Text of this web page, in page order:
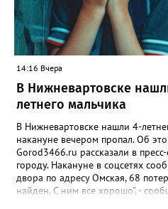
насекомыми и часто залетают в
светом. Специалисты советуют
открыть окно и дать
14:16 Вчера
В Нижневартовске
летнего мальчика
В Нижневартовске нашли 4-
накануне вечером пропал. Об
Gorod3466.ru рассказали в
городу. Накануне в соцсетях
двора по адресу Омская, 68
найден. С ним все хорошо", -